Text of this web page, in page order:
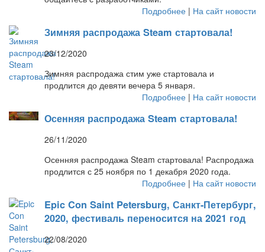
Подробнее | На сайт новости
Зимняя распродажа Steam стартовала!
23/12/2020
Зимняя распродажа стим уже стартовала и
продлится до девяти вечера 5 января.
Подробнее | На сайт новости
Осенняя распродажа Steam стартовала!
26/11/2020
Осенняя распродажа Steam стартовала! Распродажа
продлится с 25 ноября по 1 декабря 2020 года.
Подробнее | На сайт новости
Epic Con Saint Petersburg, Санкт-Петербург,
2020, фестиваль переносится на 2021 год
22/08/2020